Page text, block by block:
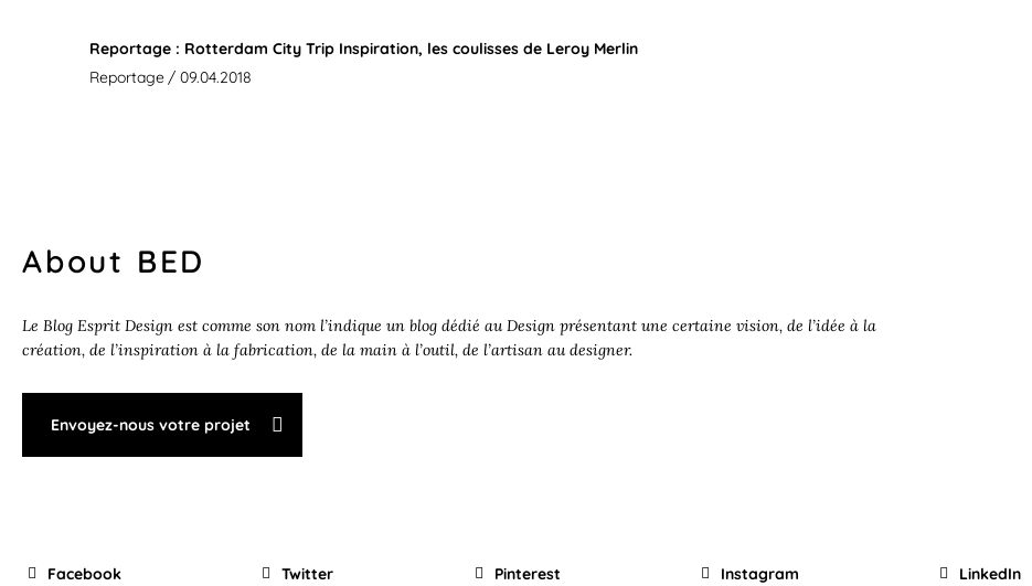
Reportage : Rotterdam City Trip Inspiration, les coulisses de Leroy Merlin
Reportage / 09.04.2018
About BED
Le Blog Esprit Design est comme son nom l’indique un blog dédié au Design présentant une certaine vision, de l’idée à la
création, de l’inspiration à la fabrication, de la main à l’outil, de l’artisan au designer.
Envoyez-nous votre projet
Facebook Twitter Pinterest Instagram LinkedIn